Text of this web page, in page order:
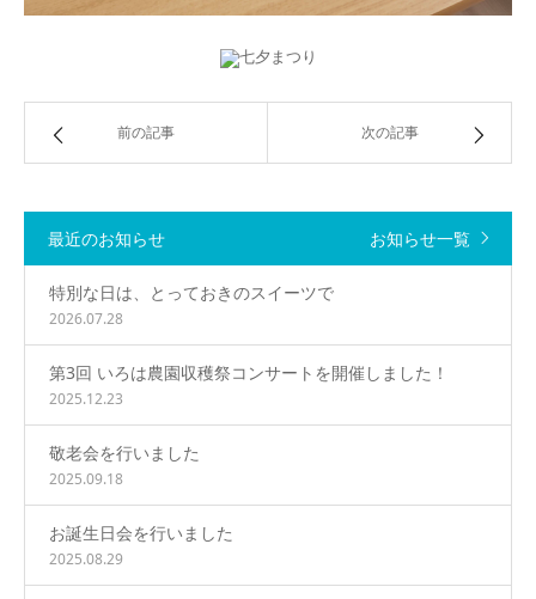
前の記事 次の記事
最近のお知らせ お知らせ一覧
特別な日は、とっておきのスイーツで
2026.07.28
第3回 いろは農園収穫祭コンサートを開催しました！
2025.12.23
敬老会を行いました
2025.09.18
お誕生日会を行いました
2025.08.29